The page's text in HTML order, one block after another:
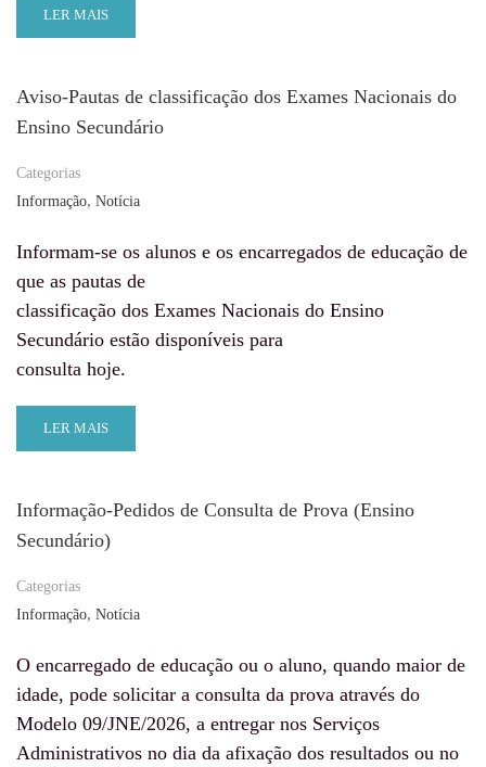
LER MAIS
Aviso-Pautas de classificação dos Exames Nacionais do
Ensino Secundário
Categorias
Informação, Notícia
Informam-se os alunos e os encarregados de educação de
que as pautas de
classificação dos Exames Nacionais do Ensino
Secundário estão disponíveis para
consulta hoje.
LER MAIS
Informação-Pedidos de Consulta de Prova (Ensino
Secundário)
Categorias
Informação, Notícia
O encarregado de educação ou o aluno, quando maior de
idade, pode solicitar a consulta da prova através do
Modelo 09/JNE/2026, a entregar nos Serviços
Administrativos no dia da afixação dos resultados ou no